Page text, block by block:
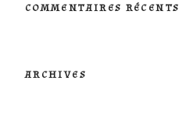
COMMENTAIRES RÉCENTS
ARCHIVES